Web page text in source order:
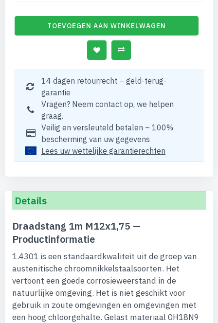
TOEVOEGEN AAN WINKELWAGEN
14 dagen retourrecht – geld-terug-
garantie
Vragen? Neem contact op, we helpen
graag.
Veilig en versleuteld betalen – 100%
bescherming van uw gegevens
Lees uw wettelijke garantierechten
Details
Draadstang 1m M12x1,75 —
Productinformatie
1.4301 is een standaardkwaliteit uit de groep van
austenitische chroomnikkelstaalsoorten. Het
vertoont een goede corrosieweerstand in de
natuurlijke omgeving. Het is niet geschikt voor
gebruik in zoute omgevingen en omgevingen met
een hoog chloorgehalte. Gelast materiaal 0H18N9